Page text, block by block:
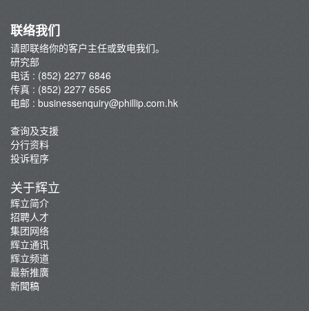
联络我们
请即联络你的客户主任或致电我们。
研究部
电话 : (852) 2277 6846
传真 : (852) 2277 6565
电邮 : businessenquiry@phillip.com.hk
查询及支援
分行资料
投诉程序
关于辉立
辉立简介
招聘人才
集团网络
辉立通讯
辉立频道
最新推廣
新聞稿